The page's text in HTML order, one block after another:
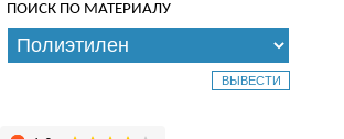
ПОИСК ПО МАТЕРИАЛУ